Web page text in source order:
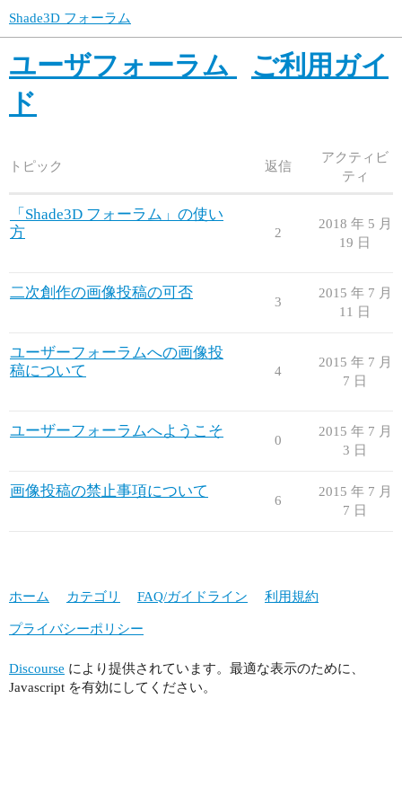
Shade3D フォーラム
ユーザフォーラム
ご利用ガイ
ド
トピック 返信
アクティビ
ティ
「Shade3D フォーラム」の使い
方
2
2018 年 5 月
19 日
二次創作の画像投稿の可否
3
2015 年 7 月
11 日
ユーザーフォーラムへの画像投
稿について
4
2015 年 7 月
7 日
ユーザーフォーラムへようこそ
0
2015 年 7 月
3 日
画像投稿の禁止事項について
6
2015 年 7 月
7 日
ホーム カテゴリ FAQ/ガイドライン 利用規約
プライバシーポリシー
Discourse により提供されています。最適な表示のために、
Javascript を有効にしてください。